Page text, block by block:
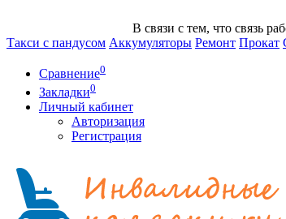
В связи с тем, что связь
Такси с пандусом Аккумуляторы Ремонт Прокат
Сравнение0
Закладки0
Личный кабинет
Авторизация
Регистрация